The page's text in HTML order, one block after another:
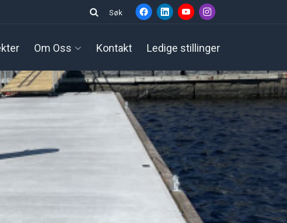
Søk
Om Oss Kontakt Ledige stillinger